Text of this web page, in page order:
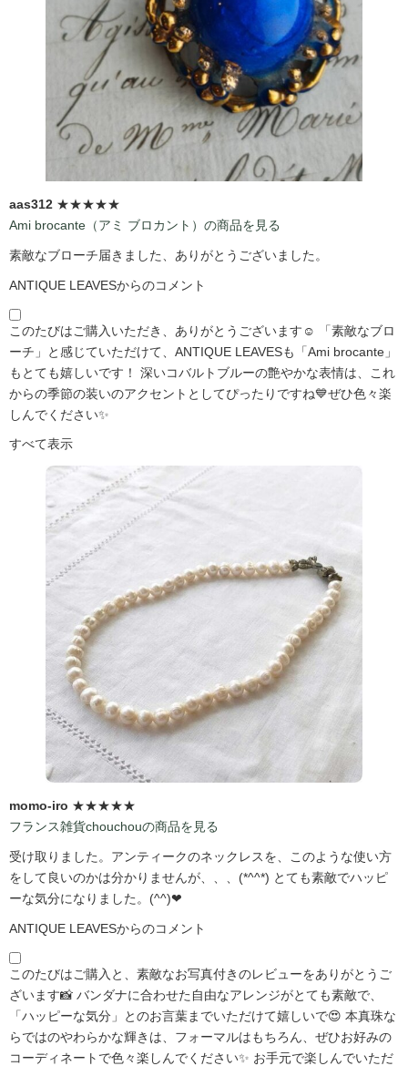
aas312 ★★★★★
Ami brocante（アミ ブロカント）の商品を見る
素敵なブローチ届きました、ありがとうございました。
ANTIQUE LEAVESからのコメント
このたびはご購入いただき、ありがとうございます☺️ 「素敵なブロ
ーチ」と感じていただけて、ANTIQUE LEAVESも「Ami brocante」
もとても嬉しいです！ 深いコバルトブルーの艶やかな表情は、これ
からの季節の装いのアクセントとしてぴったりですね💙ぜひ色々楽
しんでください✨
すべて表示
momo-iro ★★★★★
フランス雑貨chouchouの商品を見る
受け取りました。アンティークのネックレスを、このような使い方
をして良いのかは分かりませんが、、、(*^^*) とても素敵でハッピ
ーな気分になりました。(^^)❤
ANTIQUE LEAVESからのコメント
このたびはご購入と、素敵なお写真付きのレビューをありがとうご
ざいます📸 バンダナに合わせた自由なアレンジがとても素敵で、
「ハッピーな気分」とのお言葉までいただけて嬉しいで😍 本真珠な
らではのやわらかな輝きは、フォーマルはもちろん、ぜひお好みの
コーディネートで色々楽しんでください✨ お手元で楽しんでいただ